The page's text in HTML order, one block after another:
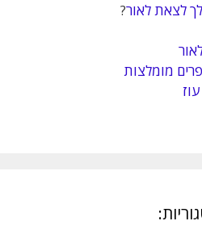
לך לצאת לאור?
מומלצות